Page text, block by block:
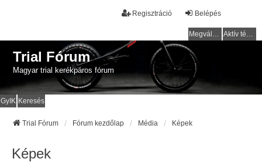
Belépés
Regisztráció
Megválaszolatlan témák Aktív témák
Trial Fórum
Magyar trial kerékpáros fórum
GyIK Keresés
Trial Fórum Fórum kezdőlap Média Képek
Képek